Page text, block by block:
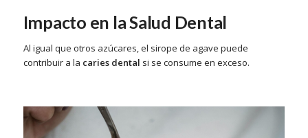
Impacto en la Salud Dental
Al igual que otros azúcares, el sirope de agave puede
contribuir a la caries dental si se consume en exceso.